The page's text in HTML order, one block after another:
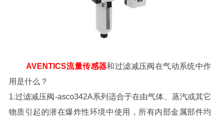
AVENTICS流量传感器和过滤减压阀在气动系统中作
用是什么？
1.过滤减压阀-asco342A系列适合于在由气体、蒸汽或其它
物质引起的潜在爆炸性环境中使用，所有内部金属部件均